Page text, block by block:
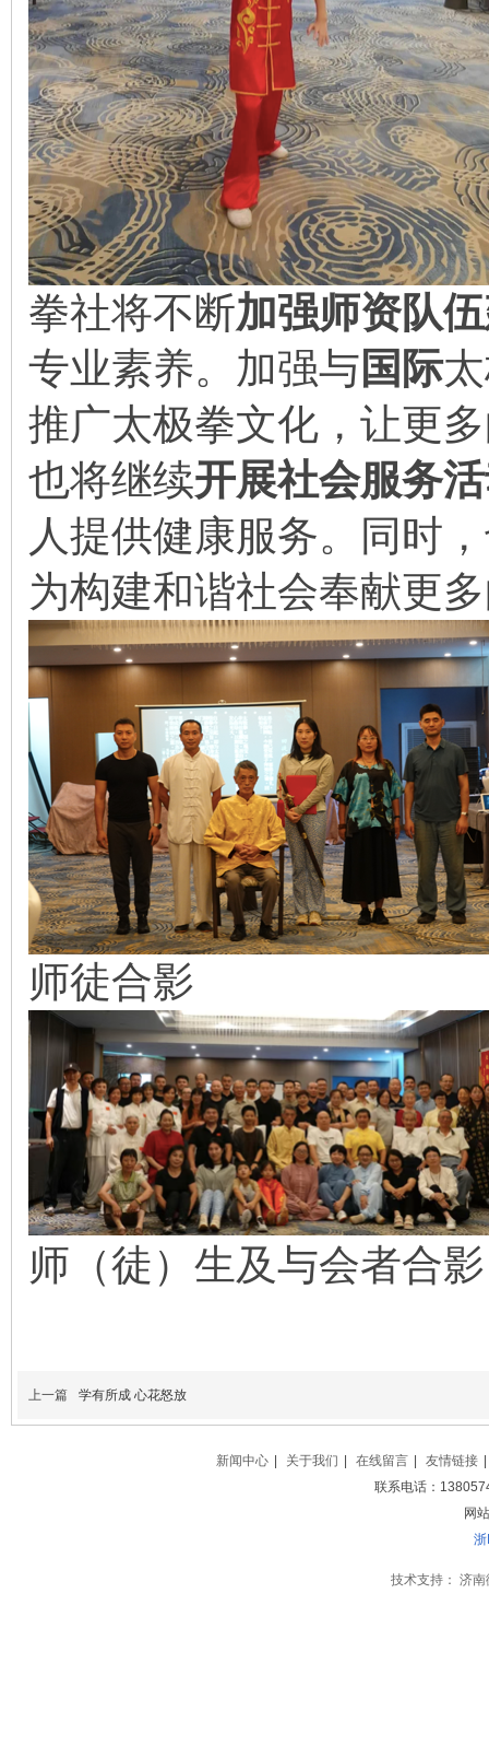
拳社将不断加强师资队
专业素养。加强与国际
推广太极拳文化，让更
也将继续开展社会服务
人提供健康服务。同时
为构建和谐社会奉献更
师徒合影
师（徒）生及与会者合影
上一篇 学有所成 心花怒放
新闻中心 关于我们 在线留言 友情链接
联系电话：
网
技术支持： 济南